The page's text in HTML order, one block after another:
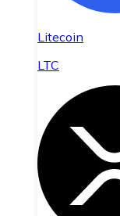
Litecoin
LTC